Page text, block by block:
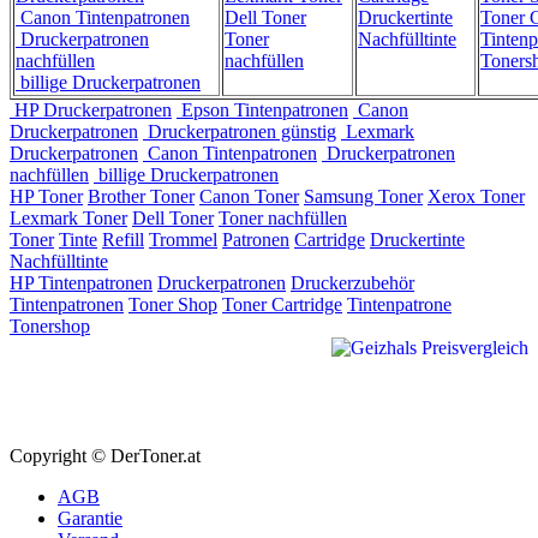
Canon Tintenpatronen
Druckerpatronen
nachfüllen
billige Druckerpatronen
Dell Toner
Toner
nachfüllen
Druckertinte
Nachfülltinte
Toner
HP Druckerpatronen Epson Tintenpatronen Canon
Druckerpatronen Druckerpatronen günstig Lexmark
Druckerpatronen Canon Tintenpatronen Druckerpatronen
nachfüllen billige Druckerpatronen
HP Toner Brother Toner Canon Toner Samsung Toner Xerox Toner
Lexmark Toner Dell Toner Toner nachfüllen
Toner Tinte Refill Trommel Patronen Cartridge Druckertinte
Nachfülltinte
HP Tintenpatronen Druckerpatronen Druckerzubehör
Tintenpatronen Toner Shop Toner Cartridge Tintenpatrone
Tonershop
Copyright © DerToner.at
AGB
Garantie